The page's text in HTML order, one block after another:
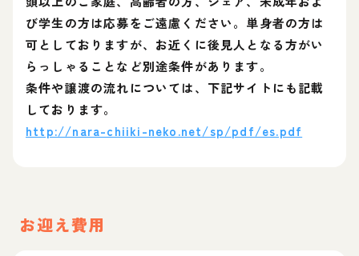
び学生の方は応募をご遠慮ください。単身者の方は
可としておりますが、お近くに後見人となる方がい
らっしゃることなど別途条件があります。
条件や譲渡の流れについては、下記サイトにも記載
しております。
http://nara-chiiki-neko.net/sp/pdf/es.pdf
お迎え費用